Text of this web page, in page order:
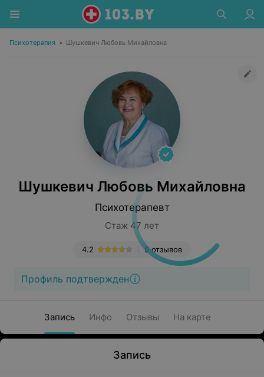
Психотерапия • Шушкевич Любовь Михайловна
Шушкевич Любовь Михайловна
Психотерапевт
Стаж 47 лет
5 отзывов
4.2
Профиль подтвержден
Запись Инфо Отзывы На карте
Запись